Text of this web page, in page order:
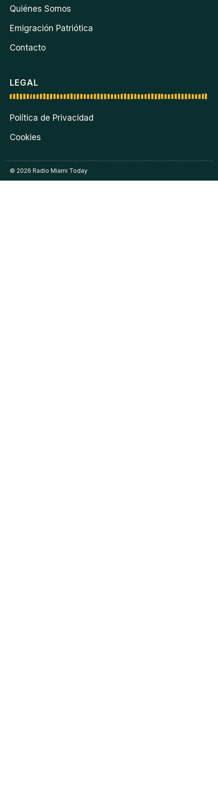
Quiénes Somos
Emigración Patriótica
Contacto
LEGAL
Política de Privacidad
Cookies
© 2026 Radio Miami Today